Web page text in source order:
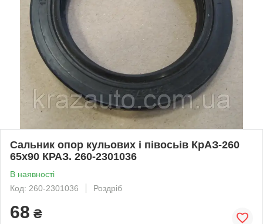
Сальник опор кульових і півосьів КрАЗ-260
65x90 КРАЗ. 260-2301036
В наявності
Код: 260-2301036
Роздріб
68 ₴